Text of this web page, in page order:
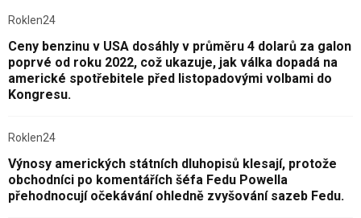
Roklen24
Ceny benzinu v USA dosáhly v průměru 4 dolarů za galon
poprvé od roku 2022, což ukazuje, jak válka dopadá na
americké spotřebitele před listopadovými volbami do
Kongresu.
Roklen24
Výnosy amerických státních dluhopisů klesají, protože
obchodníci po komentářích šéfa Fedu Powella
přehodnocují očekávání ohledně zvyšování sazeb Fedu.